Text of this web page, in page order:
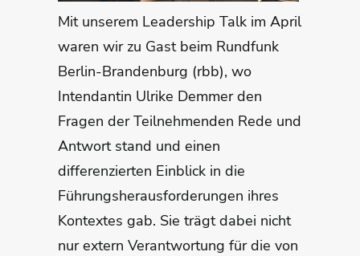
Mit unserem Leadership Talk im April
waren wir zu Gast beim Rundfunk
Berlin-Brandenburg (rbb), wo
Intendantin Ulrike Demmer den
Fragen der Teilnehmenden Rede und
Antwort stand und einen
differenzierten Einblick in die
Führungsherausforderungen ihres
Kontextes gab. Sie trägt dabei nicht
nur extern Verantwortung für die von